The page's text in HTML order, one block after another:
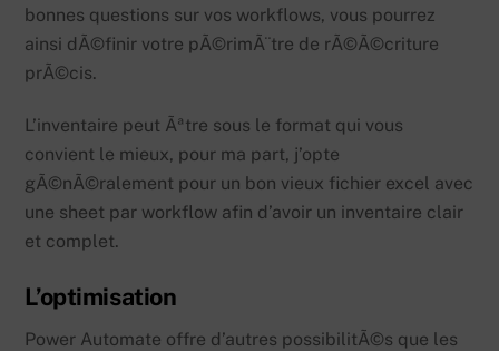
bonnes questions sur vos workflows, vous pourrez
ainsi dÃ©finir votre pÃ©rimÃ¨tre de rÃ©Ã©criture
prÃ©cis.
L’inventaire peut Ãªtre sous le format qui vous
convient le mieux, pour ma part, j’opte
gÃ©nÃ©ralement pour un bon vieux fichier excel avec
une sheet par workflow afin d’avoir un inventaire clair
et complet.
L’optimisation
Power Automate offre d’autres possibilitÃ©s que les